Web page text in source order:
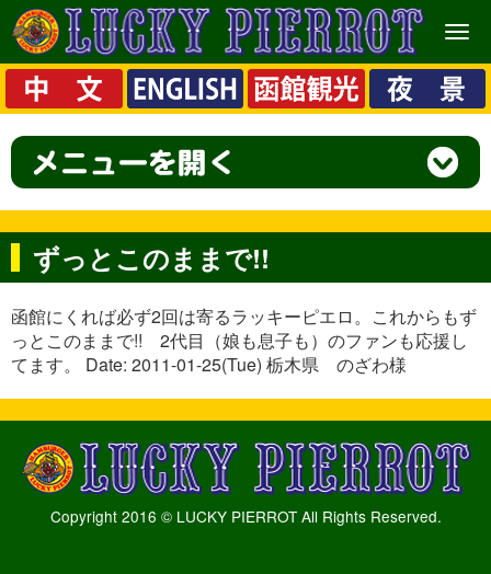
メ
ニ
ュ
ー
ずっとこのままで!!
函館にくれば必ず2回は寄るラッキーピエロ。これからもず
っとこのままで!! 2代目（娘も息子も）のファンも応援し
てます。 Date: 2011-01-25(Tue) 栃木県 のざわ様
Copyright 2016 © LUCKY PIERROT All Rights Reserved.